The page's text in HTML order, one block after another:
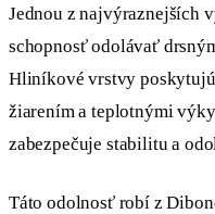
Jednou z najvýraznejších
schopnosť odolávať
Hliníkové vrstvy
žiarením a teplotnými
zabezpečuje stabilitu a
Táto odolnosť robí z